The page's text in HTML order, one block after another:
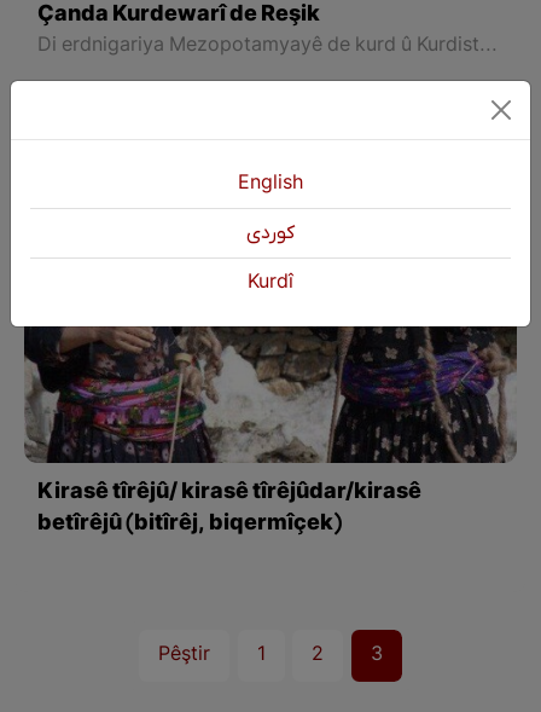
Çanda Kurdewarî de Reşik
Di erdnigariya Mezopotamyayê de kurd û Kurdistan çar demsalan di her warî de li gor pêwîstiyên wê demsalê debara xwe pêk tînin
Kirasê tîrêjû/ kirasê tîrêjûdar/kirasê
betîrêjû (bitîrêj, biqermîçek)
Pêştir 1 2 3
English
كوردی
Kurdî